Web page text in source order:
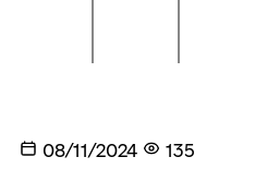
08/11/2024 135